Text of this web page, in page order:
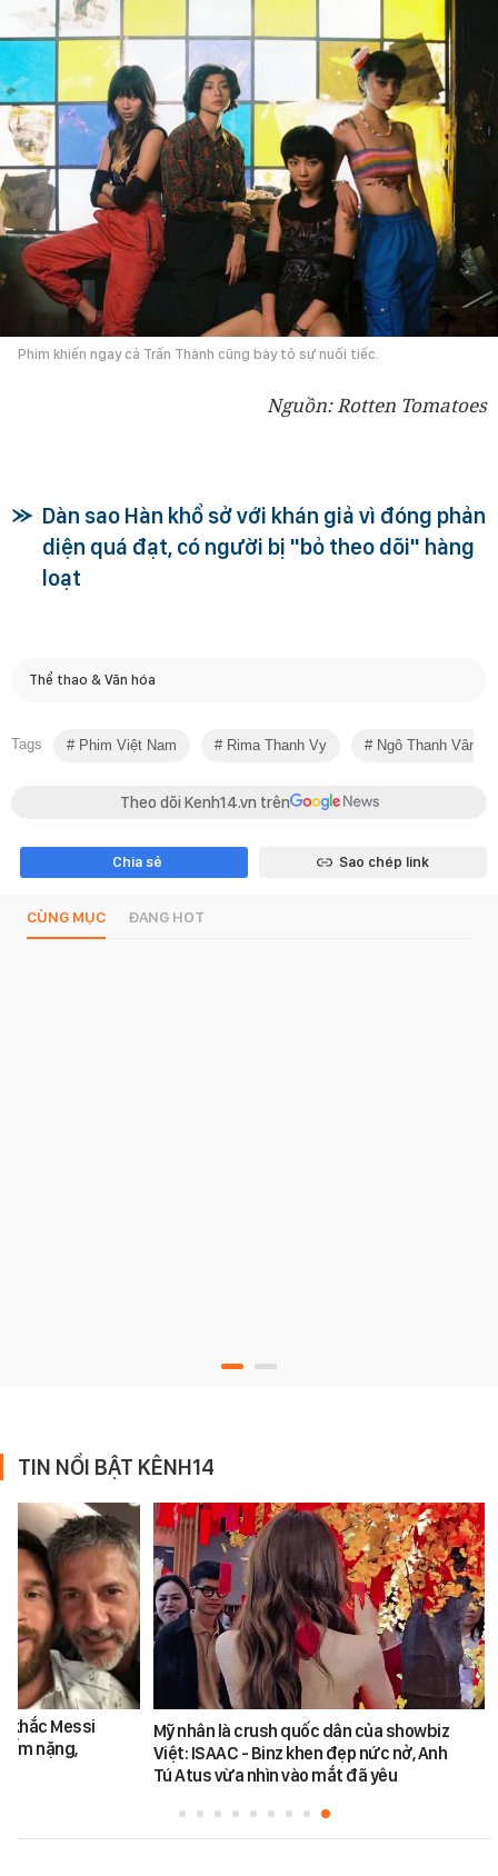
Phim khiến ngay cả Trấn Thành cũng bày tỏ sự nuối tiếc.
Nguồn: Rotten Tomatoes
Dàn sao Hàn khổ sở với khán giả vì đóng phản
diện quá đạt, có người bị "bỏ theo dõi" hàng
loạt
Thể thao & Văn hóa
Tags Phim Việt Nam Rima Thanh Vy Ngô Thanh Vân
Theo dõi Kenh14.vn trên
Chia sẻ Sao chép link
CÙNG MỤC ĐANG HOT
TIN NỔI BẬT KÊNH14
khắc Messi
ốm nặng,
Mỹ nhân là crush quốc dân của showbiz
Việt: ISAAC - Binz khen đẹp nức nở, Anh
Tú Atus vừa nhìn vào mắt đã yêu